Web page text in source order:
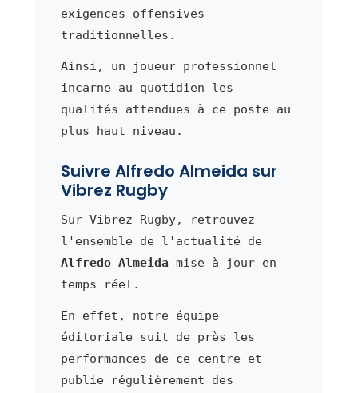
exigences offensives
traditionnelles.
Ainsi, un joueur professionnel
incarne au quotidien les
qualités attendues à ce poste au
plus haut niveau.
Suivre Alfredo Almeida sur
Vibrez Rugby
Sur Vibrez Rugby, retrouvez
l'ensemble de l'actualité de
Alfredo Almeida mise à jour en
temps réel.
En effet, notre équipe
éditoriale suit de près les
performances de ce centre et
publie régulièrement des